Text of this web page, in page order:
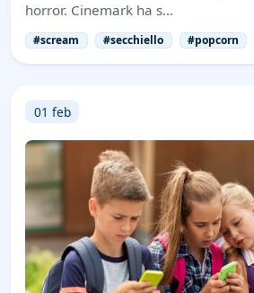
horror. Cinemark ha s…
#scream #secchiello #popcorn
01 feb